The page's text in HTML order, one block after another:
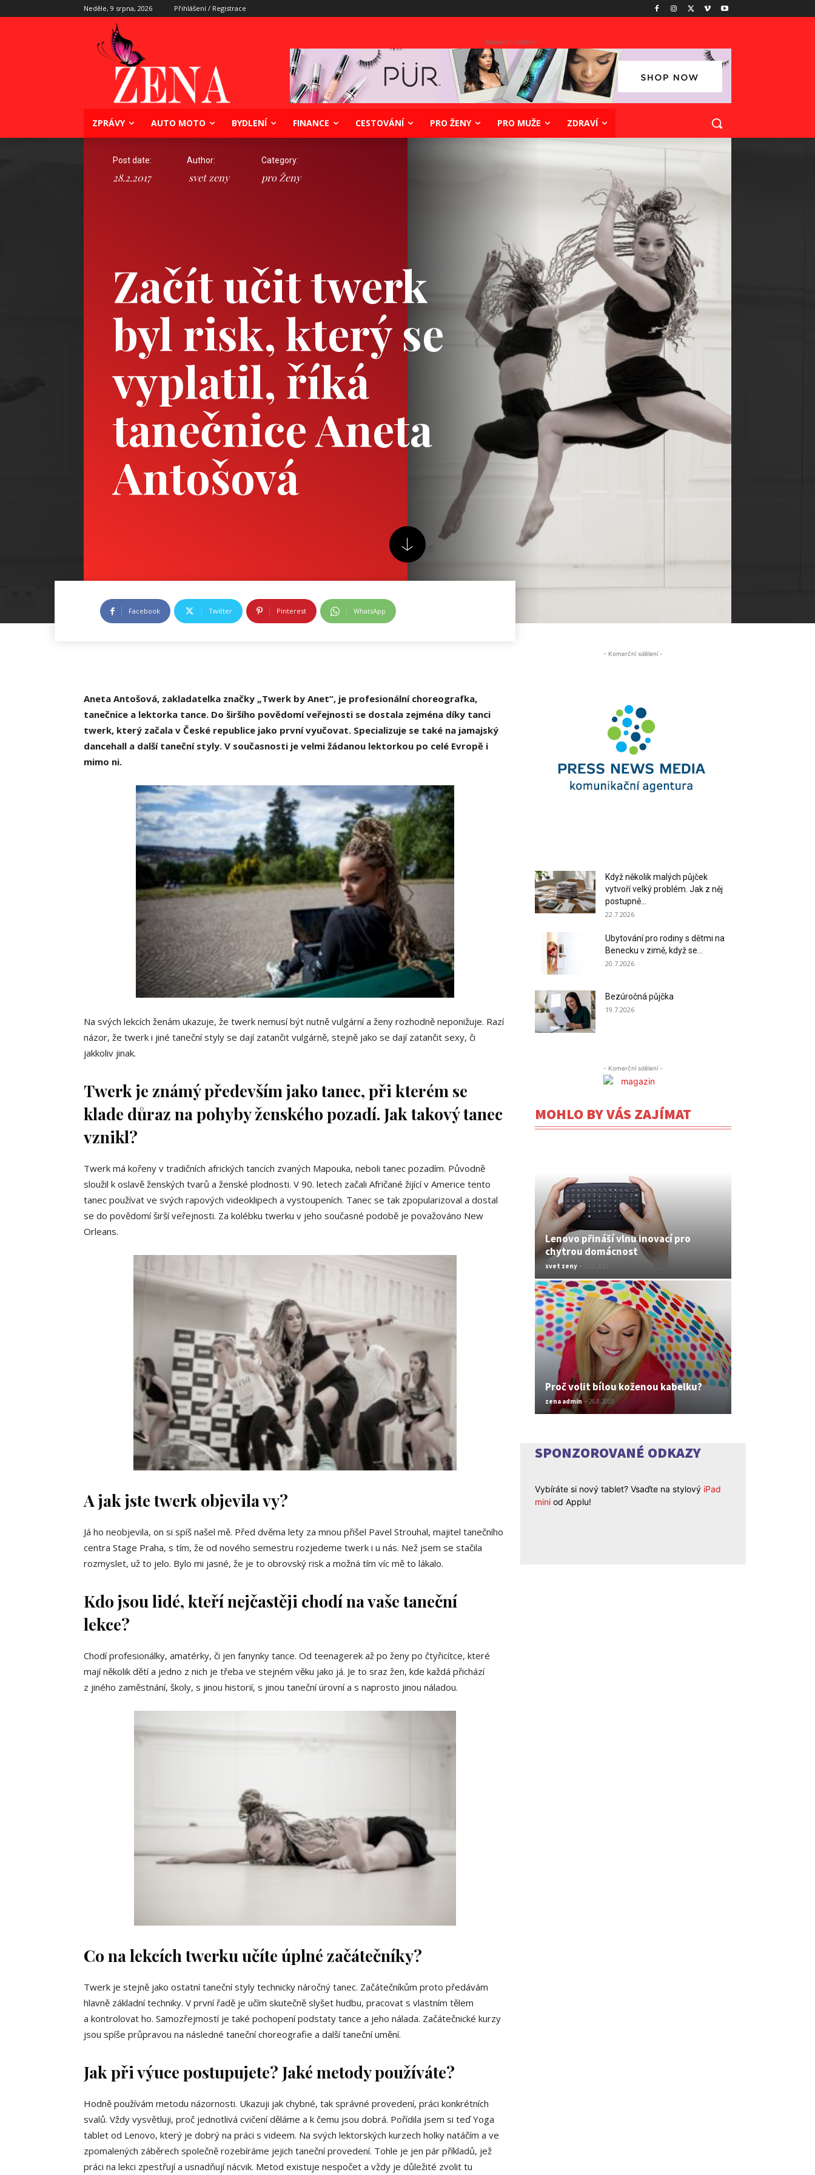
Neděle, 9 srpna, 2026 Přihlášení / Registrace
- Komerční sdělení -
ZPRÁVY AUTO MOTO BYDLENÍ FINANCE CESTOVÁNÍ PRO ŽENY PRO MUŽE ZDRAVÍ
Začít učit twerk
byl risk, který se
vyplatil, říká
tanečnice Aneta
Antošová
Post date:
28.2.2017
Author:
svet zeny
Category:
pro Ženy
Facebook Twitter Pinterest WhatsApp
Aneta Antošová, zakladatelka značky „Twerk by Anet“, je profesionální choreografka,
tanečnice a lektorka tance. Do širšího povědomí veřejnosti se dostala zejména díky tanci
twerk, který začala v České republice jako první vyučovat. Specializuje se také na jamajský
dancehall a další taneční styly. V současnosti je velmi žádanou lektorkou po celé Evropě i
mimo ni.
Na svých lekcích ženám ukazuje, že twerk nemusí být nutně vulgární a ženy rozhodně neponižuje. Razí
názor, že twerk i jiné taneční styly se dají zatančit vulgárně, stejně jako se dají zatančit sexy, či
jakkoliv jinak.
Twerk je známý především jako tanec, při kterém se
klade důraz na pohyby ženského pozadí. Jak takový tanec
vznikl?
Twerk má kořeny v tradičních afrických tancích zvaných Mapouka, neboli tanec pozadím. Původně
sloužil k oslavě ženských tvarů a ženské plodnosti. V 90. letech začali Afričané žijící v Americe tento
tanec používat ve svých rapových videoklipech a vystoupeních. Tanec se tak zpopularizoval a dostal
se do povědomí širší veřejnosti. Za kolébku twerku v jeho současné podobě je považováno New
Orleans.
A jak jste twerk objevila vy?
Já ho neobjevila, on si spíš našel mě. Před dvěma lety za mnou přišel Pavel Strouhal, majitel tanečního
centra Stage Praha, s tím, že od nového semestru rozjedeme twerk i u nás. Než jsem se stačila
rozmyslet, už to jelo. Bylo mi jasné, že je to obrovský risk a možná tím víc mě to lákalo.
Kdo jsou lidé, kteří nejčastěji chodí na vaše taneční
lekce?
Chodí profesionálky, amatérky, či jen fanynky tance. Od teenagerek až po ženy po čtyřicítce, které
mají několik dětí a jedno z nich je třeba ve stejném věku jako já. Je to sraz žen, kde každá přichází
z jiného zaměstnání, školy, s jinou historií, s jinou taneční úrovní a s naprosto jinou náladou.
Co na lekcích twerku učíte úplné začátečníky?
Twerk je stejně jako ostatní taneční styly technicky náročný tanec. Začátečníkům proto předávám
hlavně základní techniky. V první řadě je učím skutečně slyšet hudbu, pracovat s vlastním tělem
a kontrolovat ho. Samozřejmostí je také pochopení podstaty tance a jeho nálada. Začátečnické kurzy
jsou spíše průpravou na následné taneční choreografie a další taneční umění.
Jak při výuce postupujete? Jaké metody používáte?
Hodně používám metodu názornosti. Ukazuji jak chybné, tak správné provedení, práci konkrétních
svalů. Vždy vysvětluji, proč jednotlivá cvičení děláme a k čemu jsou dobrá. Pořídila jsem si teď Yoga
tablet od Lenovo, který je dobrý na práci s videem. Na svých lektorských kurzech holky natáčím a ve
zpomalených záběrech společně rozebíráme jejich taneční provedení. Tohle je jen pár příkladů, jež
práci na lekci zpestřují a usnadňují nácvik. Metod existuje nespočet a vždy je důležité zvolit tu
- Komerční sdělení -
Když několik malých půjček
vytvoří velký problém. Jak z něj
postupně...
22.7.2026
Ubytování pro rodiny s dětmi na
Benecku v zimě, když se...
20.7.2026
Bezúročná půjčka
19.7.2026
- Komerční sdělení -
MOHLO BY VÁS ZAJÍMAT
Lenovo přináší vlnu inovací pro
chytrou domácnost
svet zeny -
Proč volit bílou koženou kabelku?
zena admin - 26.8.2019
SPONZOROVANÉ ODKAZY
Vybíráte si nový tablet? Vsaďte na stylový iPad
mini od Applu!